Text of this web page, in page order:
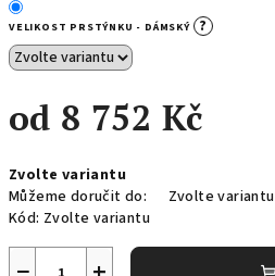
VELIKOST PRSTÝNKU - DÁMSKÝ ?
od 8 752 Kč
cena:
Zvolte variantu
Můžeme doručit do:
Zvolte variantu
Kód: Zvolte variantu